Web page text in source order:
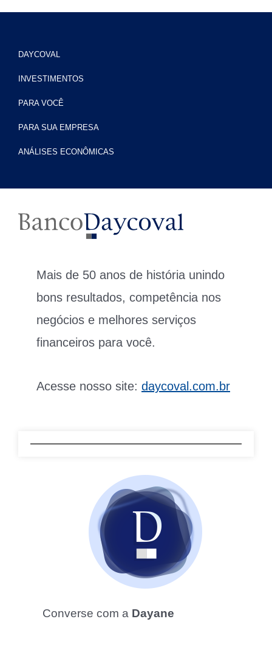
DAYCOVAL
INVESTIMENTOS
PARA VOCÊ
PARA SUA EMPRESA
ANÁLISES ECONÔMICAS
Mais de 50 anos de história unindo
bons resultados, competência nos
negócios e melhores serviços
financeiros para você.
Acesse nosso site: daycoval.com.br
Converse com a Dayane